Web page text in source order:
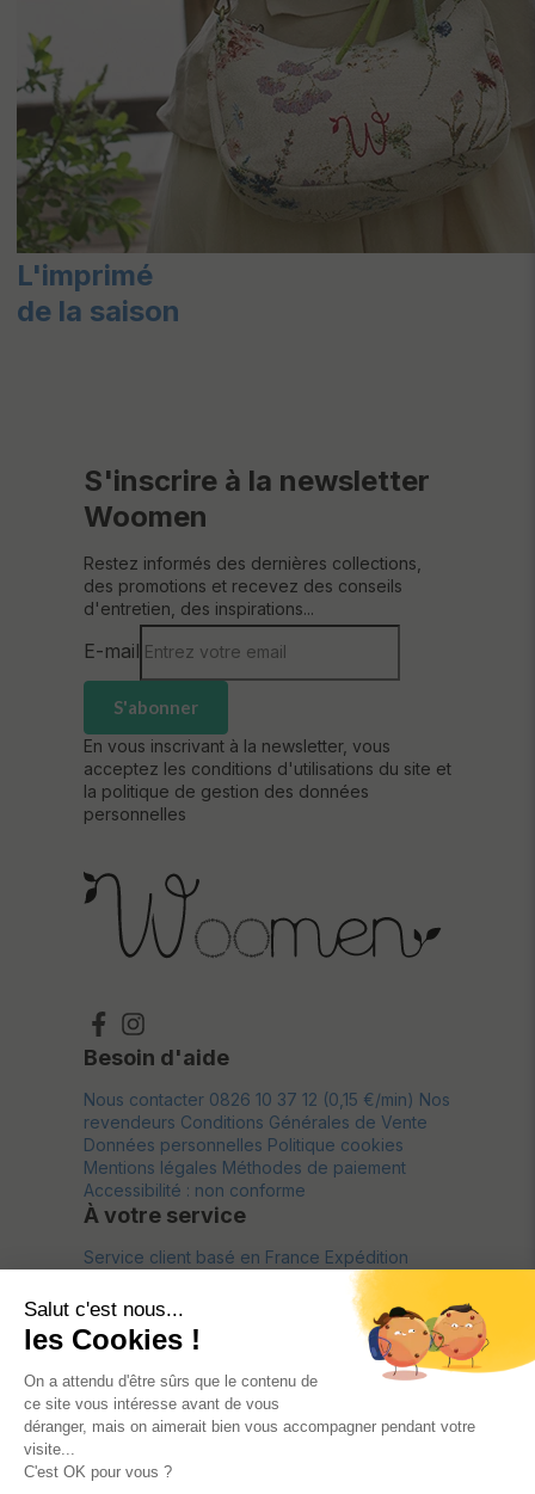
L'imprimé
de la saison
S'inscrire à la newsletter
Woomen
Restez informés des dernières collections,
des promotions et recevez des conseils
d'entretien, des inspirations...
E-mail
S'abonner
En vous inscrivant à la newsletter, vous
acceptez les conditions d'utilisations du site et
la politique de gestion des données
personnelles
Besoin d'aide
Nous contacter 0826 10 37 12 (0,15 €/min) Nos
revendeurs Conditions Générales de Vente
Données personnelles Politique cookies
Mentions légales Méthodes de paiement
Accessibilité : non conforme
À votre service
Service client basé en France Expédition
Livraison offerte* Retour
gratuit pendant 30 jours*
À propos
La marque Lookbook